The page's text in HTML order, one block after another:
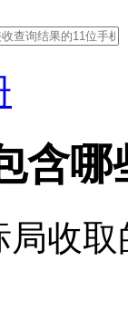
含哪
收